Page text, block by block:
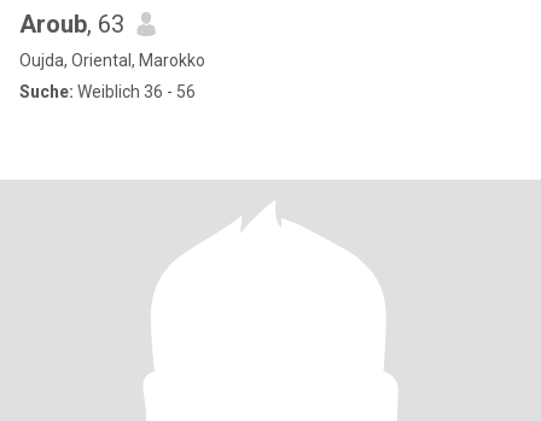
Aroub, 63
Oujda, Oriental, Marokko
Suche: Weiblich 36 - 56